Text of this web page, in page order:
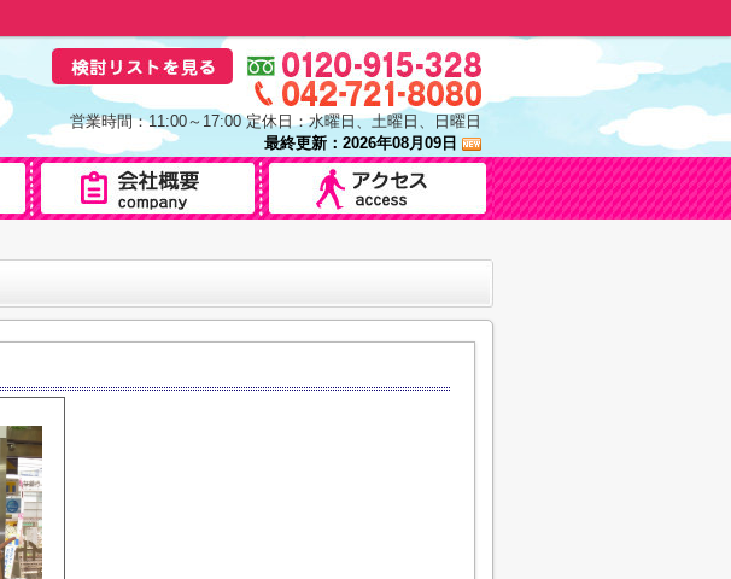
営業時間：11:00～17:00 定休日：水曜日、土曜日、日曜日
最終更新：2026年08月09日